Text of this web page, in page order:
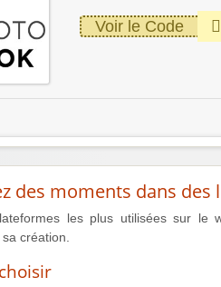
Voir le Code
des moments dans des
les plus utilisées sur le
sa création.